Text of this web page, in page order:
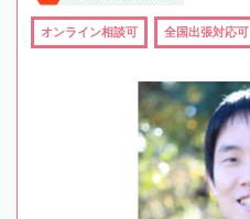
オンライン相談可 全国出張対応可